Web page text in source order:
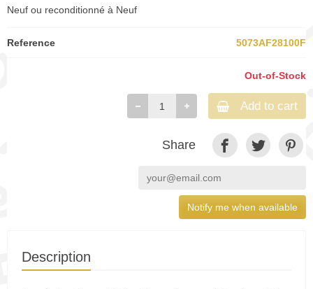
Neuf ou reconditionné à Neuf
Reference 5073AF28100F
Out-of-Stock
Add to cart
Share
Notify me when available
Description